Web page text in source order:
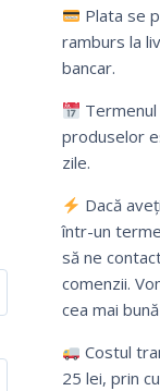
Plata se
ramburs la
bancar.
produselor
zile.
Dacă
într-un
să ne
comenzii.
cea mai
Costul
25 lei, prin